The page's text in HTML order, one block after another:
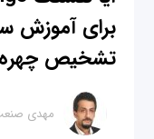
برای آموزش
تشخیص
مهدی